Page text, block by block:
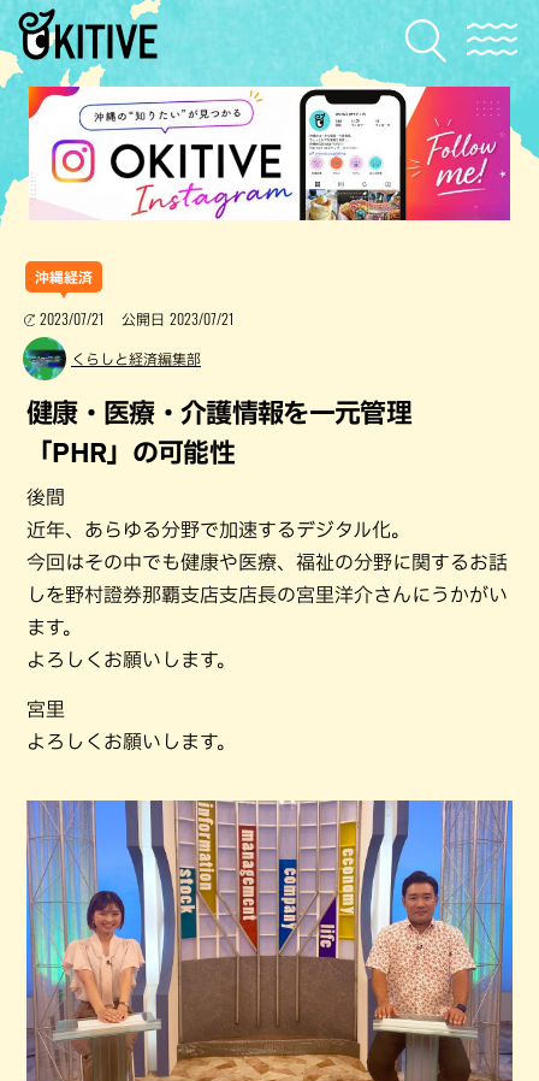
沖縄経済
2023/07/21 公開日 2023/07/21
くらしと経済編集部
健康・医療・介護情報を一元管理
「PHR」の可能性
後間
近年、あらゆる分野で加速するデジタル化。
今回はその中でも健康や医療、福祉の分野に関するお話
しを野村證券那覇支店支店長の宮里洋介さんにうかがい
ます。
よろしくお願いします。
宮里
よろしくお願いします。